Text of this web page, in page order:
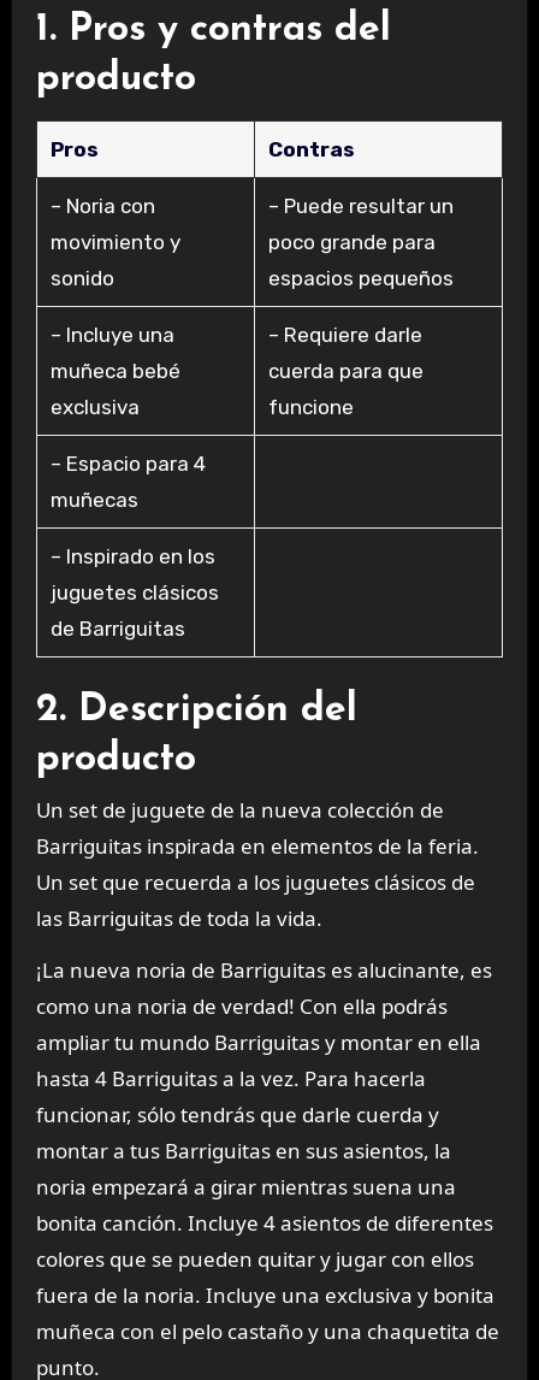
1. Pros y contras del
producto
Pros Contras
– Noria con
movimiento y
sonido
– Puede resultar un
poco grande para
espacios pequeños
– Incluye una
muñeca bebé
exclusiva
– Requiere darle
cuerda para que
funcione
– Espacio para 4
muñecas
– Inspirado en los
juguetes clásicos
de Barriguitas
2. Descripción del
producto
Un set de juguete de la nueva colección de
Barriguitas inspirada en elementos de la feria.
Un set que recuerda a los juguetes clásicos de
las Barriguitas de toda la vida.
¡La nueva noria de Barriguitas es alucinante, es
como una noria de verdad! Con ella podrás
ampliar tu mundo Barriguitas y montar en ella
hasta 4 Barriguitas a la vez. Para hacerla
funcionar, sólo tendrás que darle cuerda y
montar a tus Barriguitas en sus asientos, la
noria empezará a girar mientras suena una
bonita canción. Incluye 4 asientos de diferentes
colores que se pueden quitar y jugar con ellos
fuera de la noria. Incluye una exclusiva y bonita
muñeca con el pelo castaño y una chaquetita de
punto.